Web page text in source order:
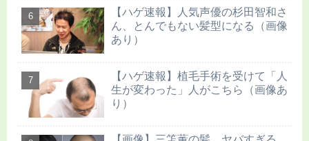
【ハゲ速報】人気声優の杉田智和さ
ん、とんでもない髪型になる（画像
あり）
【ハゲ速報】植毛手術を受けて「人
生が変わった」人がこちら（画像あ
り）